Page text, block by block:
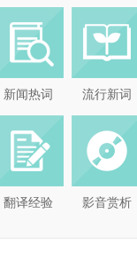
新闻热词 流行新词
翻译经验 影音赏析